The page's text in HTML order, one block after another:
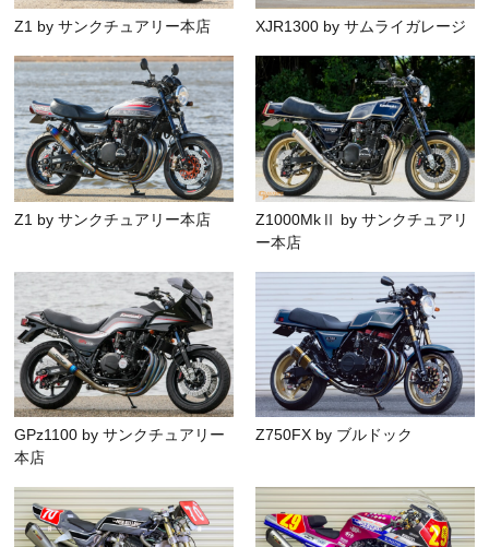
Z1 by サンクチュアリー本店 XJR1300 by サムライガレージ
Z1 by サンクチュアリー本店
Z1000MkⅡ by サンクチュアリ
ー本店
GPz1100 by サンクチュアリー
本店
Z750FX by ブルドック